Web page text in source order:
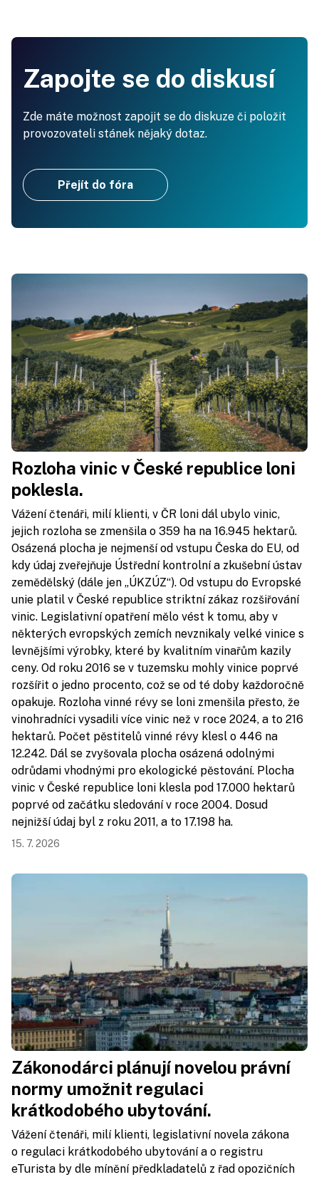
Zapojte se do diskusí
Zde máte možnost zapojit se do diskuze či položit
provozovateli stánek nějaký dotaz.
Přejít do fóra
Rozloha vinic v České republice loni
poklesla.
Vážení čtenáři, milí klienti, v ČR loni dál ubylo vinic,
jejich rozloha se zmenšila o 359 ha na 16.945 hektarů.
Osázená plocha je nejmenší od vstupu Česka do EU, od
kdy údaj zveřejňuje Ústřední kontrolní a zkušební ústav
zemědělský (dále jen „ÚKZÚZ“). Od vstupu do Evropské
unie platil v České republice striktní zákaz rozšiřování
vinic. Legislativní opatření mělo vést k tomu, aby v
některých evropských zemích nevznikaly velké vinice s
levnějšími výrobky, které by kvalitním vinařům kazily
ceny. Od roku 2016 se v tuzemsku mohly vinice poprvé
rozšířit o jedno procento, což se od té doby každoročně
opakuje. Rozloha vinné révy se loni zmenšila přesto, že
vinohradníci vysadili více vinic než v roce 2024, a to 216
hektarů. Počet pěstitelů vinné révy klesl o 446 na
12.242. Dál se zvyšovala plocha osázená odolnými
odrůdami vhodnými pro ekologické pěstování. Plocha
vinic v České republice loni klesla pod 17.000 hektarů
poprvé od začátku sledování v roce 2004. Dosud
nejnižší údaj byl z roku 2011, a to 17.198 ha.
15. 7. 2026
Zákonodárci plánují novelou právní
normy umožnit regulaci
krátkodobého ubytování.
Vážení čtenáři, milí klienti, legislativní novela zákona
o regulaci krátkodobého ubytování a o registru
eTurista by dle mínění předkladatelů z řad opozičních